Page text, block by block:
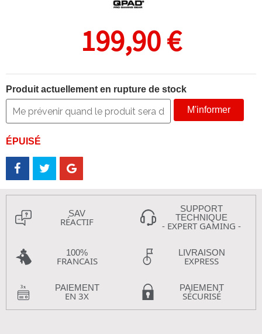
199,90 €
Produit actuellement en rupture de stock
M'informer
ÉPUISÉ
SAV
RÉACTIF
SUPPORT
TECHNIQUE
- EXPERT GAMING -
100%
FRANCAIS
LIVRAISON
EXPRESS
PAIEMENT
EN 3X
PAIEMENT
SÉCURISÉ